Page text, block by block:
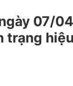
07/
trạng